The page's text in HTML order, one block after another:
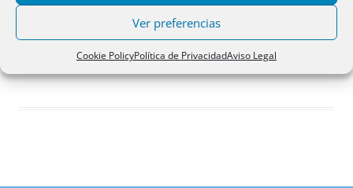
Ver preferencias
Cookie PolicyPolítica de PrivacidadAviso Legal
Acceder
Registro
¿Has olvidado tu contraseña?